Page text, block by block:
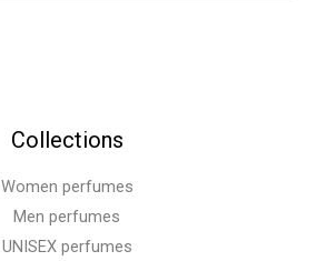
Collections
Women perfumes
Men perfumes
UNISEX perfumes